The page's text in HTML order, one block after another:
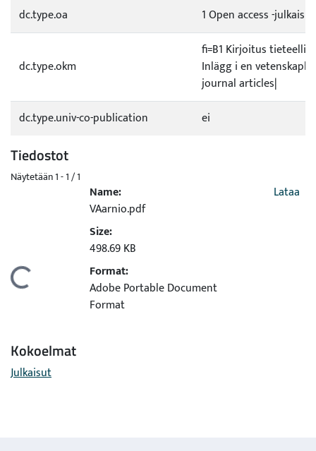
dc.type.oa
1 Open access -julkaisu
dc.type.okm
fi=B1 Kirjoitus
Inlägg i en
journal articles|
dc.type.univ-co-publication
ei
Tiedostot
Näytetään1 - 1 / 1
Name:
VAarnio.pdf
Size:
498.69 KB
Format:
Adobe Portable Document
Format
Lataa
Kokoelmat
Julkaisut